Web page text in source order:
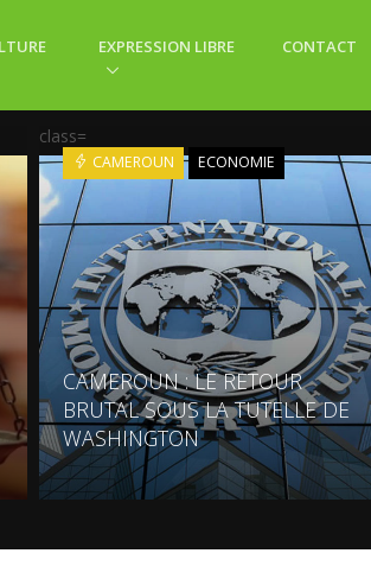
EXPRESSION LIBRE CONTACT
class=
CAMEROUN ECONOMIE
CAMEROUN : LE RETOUR
BRUTAL SOUS LA TUTELLE DE
WASHINGTON